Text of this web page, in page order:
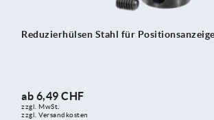
Reduzierhülsen Stahl für
ab 6,49 CHF
zzgl. MwSt.
zzgl. Versandkosten